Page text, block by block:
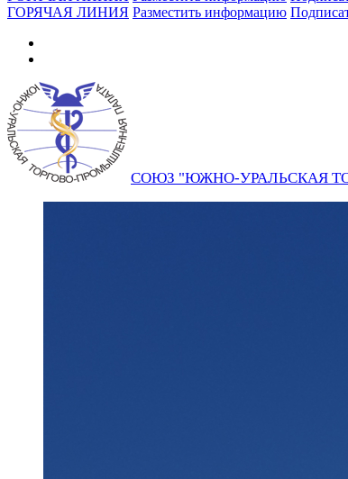
ГОРЯЧАЯ ЛИНИЯ Разместить информацию
СОЮЗ "ЮЖНО-УРАЛЬСКАЯ